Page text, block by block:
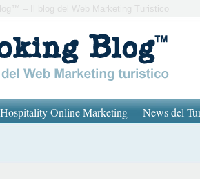
– Il blog del Web Marketing Turistico
Hospitality Online Marketing News del